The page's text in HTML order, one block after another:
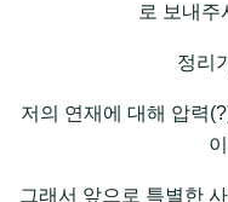
로 보내주
정리
저의 연재에 대해 압력
그래서 앞으로 특별한